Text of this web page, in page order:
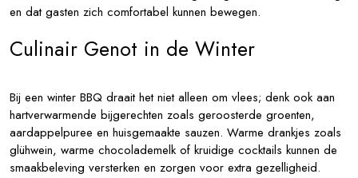
en dat gasten zich comfortabel kunnen bewegen.
Culinair Genot in de Winter
Bij een winter BBQ draait het niet alleen om vlees; denk ook aan
hartverwarmende bijgerechten zoals geroosterde groenten,
aardappelpuree en huisgemaakte sauzen. Warme drankjes zoals
glühwein, warme chocolademelk of kruidige cocktails kunnen de
smaakbeleving versterken en zorgen voor extra gezelligheid.